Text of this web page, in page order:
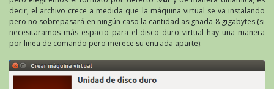
decir, el archivo crece a medida que la máquina virtual se va instalando
pero no sobrepasará en ningún caso la cantidad asignada 8 gigabytes (si
necesitaramos más espacio para el disco duro virtual hay una manera
por linea de comando pero merece su entrada aparte):